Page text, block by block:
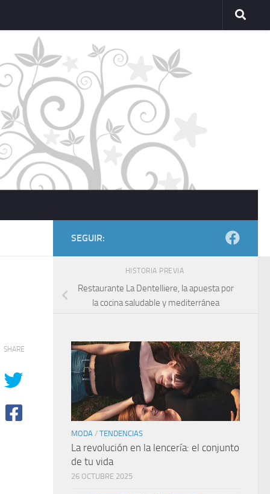
SHARE
SEGUIR:
HISTORIA PREVIA
Restaurante La Dentelliere, la apuesta por
la cocina saludable y mediterránea
MODA / TENDENCIAS
La revolución en la lencería: el conjunto
de tu vida
26 OCTUBRE 2025